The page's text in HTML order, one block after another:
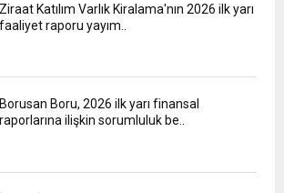
Ziraat Katılım Varlık Kiralama'nın 2026 ilk yarı
faaliyet raporu yayım..
Borusan Boru, 2026 ilk yarı finansal
raporlarına ilişkin sorumluluk be..